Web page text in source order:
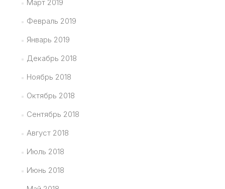
Март 2019
Февраль 2019
Январь 2019
Декабрь 2018
Ноябрь 2018
Октябрь 2018
Сентябрь 2018
Август 2018
Июль 2018
Июнь 2018